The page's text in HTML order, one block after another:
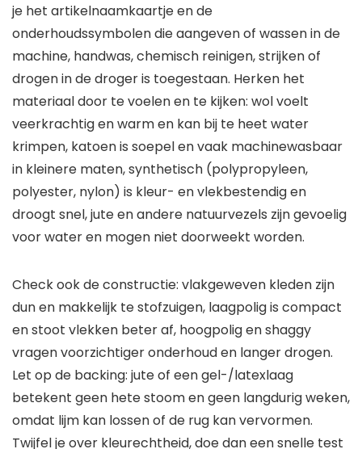
je het artikelnaamkaartje en de
onderhoudssymbolen die aangeven of wassen in de
machine, handwas, chemisch reinigen, strijken of
drogen in de droger is toegestaan. Herken het
materiaal door te voelen en te kijken: wol voelt
veerkrachtig en warm en kan bij te heet water
krimpen, katoen is soepel en vaak machinewasbaar
in kleinere maten, synthetisch (polypropyleen,
polyester, nylon) is kleur- en vlekbestendig en
droogt snel, jute en andere natuurvezels zijn gevoelig
voor water en mogen niet doorweekt worden.
Check ook de constructie: vlakgeweven kleden zijn
dun en makkelijk te stofzuigen, laagpolig is compact
en stoot vlekken beter af, hoogpolig en shaggy
vragen voorzichtiger onderhoud en langer drogen.
Let op de backing: jute of een gel-/latexlaag
betekent geen hete stoom en geen langdurig weken,
omdat lijm kan lossen of de rug kan vervormen.
Twijfel je over kleurechtheid, doe dan een snelle test